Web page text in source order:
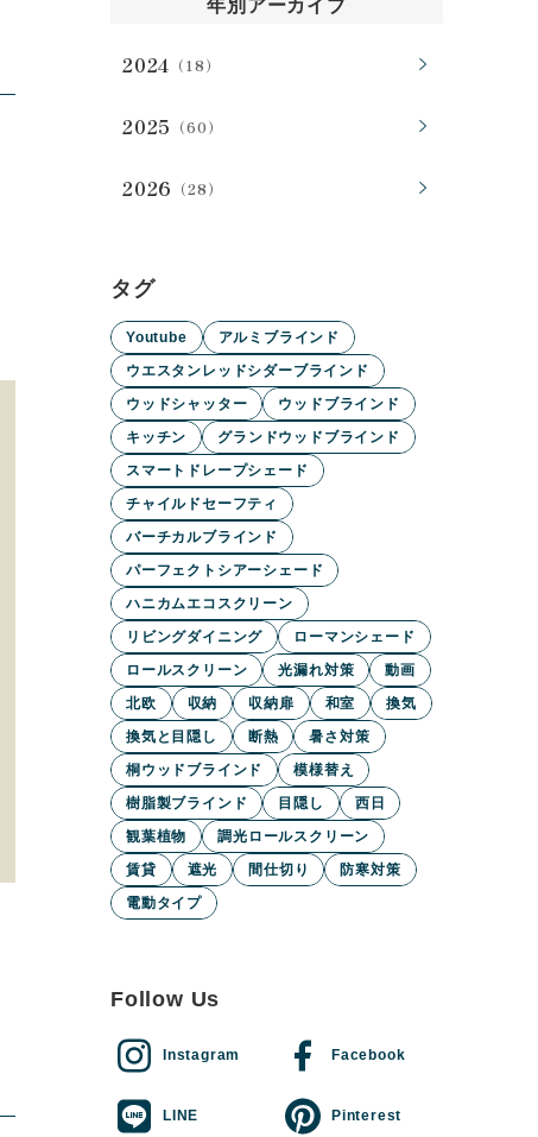
年別アーカイブ
2024 （18）
2025 （60）
2026 （28）
タグ
Youtube
アルミブラインド
ウエスタンレッドシダーブラインド
ウッドシャッター
ウッドブラインド
キッチン
グランドウッドブラインド
スマートドレープシェード
チャイルドセーフティ
バーチカルブラインド
パーフェクトシアーシェード
ハニカムエコスクリーン
リビングダイニング
ローマンシェード
ロールスクリーン
光漏れ対策
動画
北欧
収納 収納扉 和室
換気
換気と目隠し
断熱
暑さ対策
桐ウッドブラインド
模様替え
樹脂製ブラインド
目隠し
西日
観葉植物
調光ロールスクリーン
賃貸
遮光 間仕切り
防寒対策
電動タイプ
Follow Us
Instagram Facebook
LINE Pinterest